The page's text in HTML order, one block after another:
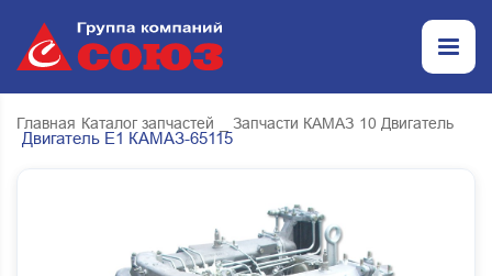
Главная Каталог запчастей _ Запчасти КАМАЗ 10 Двигатель
Двигатель Е1 КАМАЗ-65115